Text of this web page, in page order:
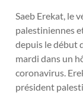
Saeb Erekat, le
palestiniennes
depuis le début
mardi dans un
coronavirus.
président